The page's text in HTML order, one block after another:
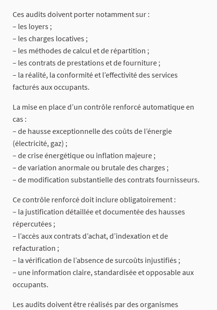
Ces audits doivent porter notamment sur :
– les loyers ;
– les charges locatives ;
– les méthodes de calcul et de répartition ;
– les contrats de prestations et de fourniture ;
– la réalité, la conformité et l’effectivité des services
facturés aux occupants.
La mise en place d’un contrôle renforcé automatique en
cas :
– de hausse exceptionnelle des coûts de l’énergie
(électricité, gaz) ;
– de crise énergétique ou inflation majeure ;
– de variation anormale ou brutale des charges ;
– de modification substantielle des contrats fournisseurs.
Ce contrôle renforcé doit inclure obligatoirement :
– la justification détaillée et documentée des hausses
répercutées ;
– l’accès aux contrats d’achat, d’indexation et de
refacturation ;
– la vérification de l’absence de surcoûts injustifiés ;
– une information claire, standardisée et opposable aux
occupants.
Les audits doivent être réalisés par des organismes